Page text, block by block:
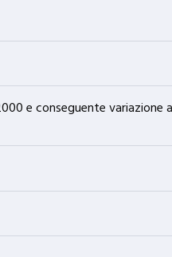
e conseguente variazione